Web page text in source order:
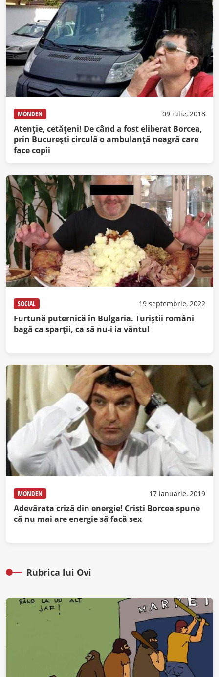
MONDEN 09 iulie, 2018
Atenţie, cetăţeni! De când a fost eliberat Borcea,
prin Bucureşti circulă o ambulanţă neagră care
face copii
SOCIAL 19 septembrie, 2022
Furtună puternică în Bulgaria. Turiştii români
bagă ca sparţii, ca să nu-i ia vântul
MONDEN 17 ianuarie, 2019
Adevărata criză din energie! Cristi Borcea spune
că nu mai are energie să facă sex
Rubrica lui Ovi